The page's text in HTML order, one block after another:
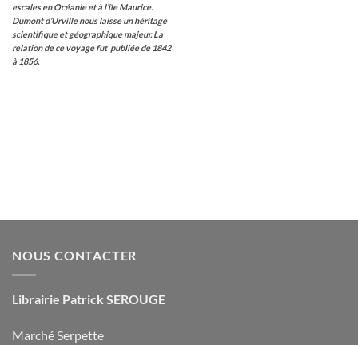
escales en Océanie et à l’île Maurice.
Dumont d’Urville nous laisse un héritage
scientifique et géographique majeur.La
relation de ce voyage fut publiée de 1842
à 1856.
NOUS CONTACTER
Librairie Patrick SEROUGE
Marché Serpette